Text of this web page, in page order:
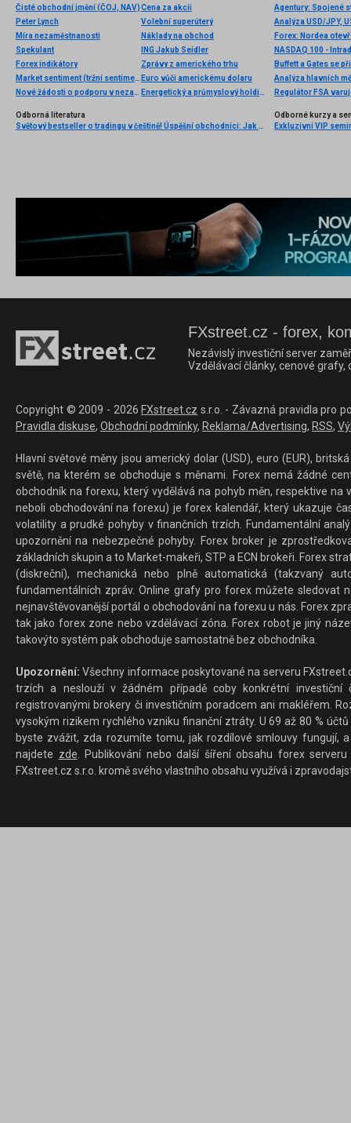
Čisté obchodní jmění (ČOJ, NAV)
Peter Lynch
Míra nezaměstnanosti
Spekulant
Forex indikátory
Market sentiment (tržní sentiment)
Nové žádosti o podporu v nezaměstnanosti
Cena za akcii
Volební superúterý
Náklady na obchod
ING Jakub Seidler
Zprávy z amerického trhu
Euro vůči americkému dolaru
Energetický a průmyslový holding
Analýza USD/JPY,
Forex: Nordea
NASDAQ 100 -
Buffett a Gates se
Analýza hlavních
Regulátor FSA
Odborná literatura
Světový bestseller o tradingu v češtině! Úspěšní obchodníci: Jak běžní lidé porážejí Wall Street v jeho vlastní hře
Odborné kurzy a
Exkluzivní VIP
FXstreet.cz - forex,
Nezávislý investiční server
Vzdělávací články, cenové
Copyright © 2009 - 2026 FXstreet.cz s.r.o. - Závazná pravidla pro
Pravidla diskuse, Obchodní podmínky, Reklama/Advertising, RSS,
Hlavní světové měny jsou americký dolar (USD), euro (EUR),
světě, na kterém se obchoduje s měnami. Forex nemá žádné
obchodník na forexu, který vydělává na pohyb měn, respektive
neboli obchodování na forexu) je forex kalendář, který ukazuje
volatility a prudké pohyby v finančních trzích. Fundamentální
upozornění na nebezpečné pohyby. Forex broker je
základních skupin a to Market-makeři, STP a ECN brokeři. Forex
(diskreční), mechanická nebo plně automatická (takzvaný
fundamentálních zpráv. Online grafy pro forex můžete sledovat
nejnavštěvovanější portál o obchodování na forexu u nás. Forex
tak jako forex zone nebo vzdělávací zóna. Forex robot je jiný
takovýto systém pak obchoduje samostatně bez obchodníka.
Upozornění: Všechny informace poskytované na serveru
trzích a neslouží v žádném případě coby konkrétní investiční
registrovanými brokery či investičním poradcem ani makléřem.
vysokým rizikem rychlého vzniku finanční ztráty. U 69 až 80 %
byste zvážit, zda rozumíte tomu, jak rozdílové smlouvy fungují,
najdete zde. Publikování nebo další šíření obsahu forex
FXstreet.cz s.r.o. kromě svého vlastního obsahu využívá i